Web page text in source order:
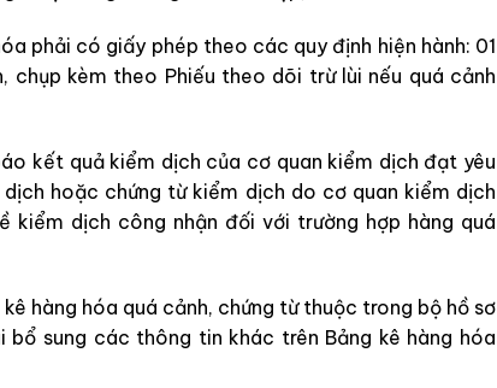
phải có giấy phép theo các quy định hiện hành: 01
chụp kèm theo Phiếu theo dõi trừ lùi nếu quá cảnh
kết quả kiểm dịch của cơ quan kiểm dịch đạt yêu
hoặc chứng từ kiểm dịch do cơ quan kiểm dịch
dịch công nhận đối với trường hợp hàng quá
hàng hóa quá cảnh, chứng từ thuộc trong bộ hồ sơ
bổ sung các thông tin khác trên Bảng kê hàng hóa